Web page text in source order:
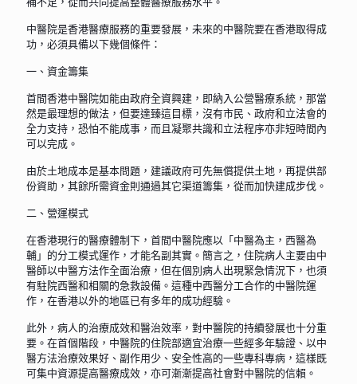
中醫院是香港醫療服務的重要發展，未來的中醫院要在香港取得成
功，必須具備以下幾個條件：
一、資金籌集
首間香港中醫院如能由政府全資興建，即納入公營醫療系統，那當
然是最理想的做法，但要達臻這目標，沒有市民、政府和立法會的
全力支持，恐怕不能成事，而且凝聚共識和立法程序亦非短時間內
可以完成。
由於土地成本是基本問題，建議政府可先無償提供土地，再提供部
份資助，其餘所需資金則通過其它渠道籌集，從而加快建成步伐。
二、營運模式
在香港現行的醫療體制下，首間中醫院應以「中醫為主，西醫為
輔」的分工模式運作，才能名副其實。簡言之，住院病人主要由中
醫師以中醫方法作全面治療，但在個別病人出現緊急情況下，也須
有駐院西醫和相關的急救設備。這種中西醫分工合作的中醫院運
作，在香港以外的地區已有多年的成功經驗。
此外，病人的治療成效和醫治效率，對中醫院的持續發展也十分重
要。在首個階段，中醫院的住院部適宜治療一些經多年驗證、以中
醫方法治療效果好、副作用少、安全性高的一些專科專病，這樣既
可集中資源提高醫療成效，亦可漸漸提高社會對中醫院的信賴。